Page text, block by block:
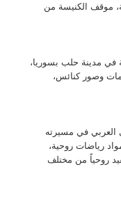
موقف الكنيسة من
في مدينة حلب بسوريا،
وصور كنائس،
العربي في مسيرته
رياضات روحية،
روحياً من مختلف